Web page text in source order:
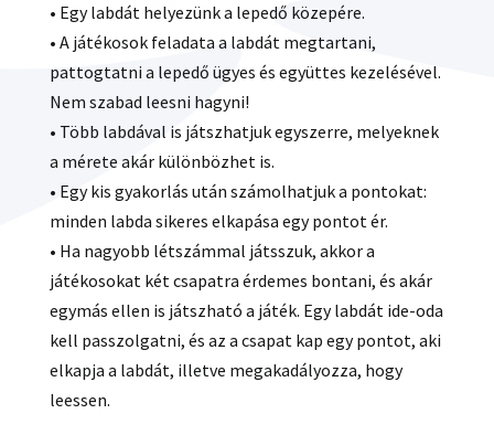
• Egy labdát helyezünk a lepedő közepére.
• A játékosok feladata a labdát megtartani,
pattogtatni a lepedő ügyes és együttes kezelésével.
Nem szabad leesni hagyni!
• Több labdával is játszhatjuk egyszerre, melyeknek
a mérete akár különbözhet is.
• Egy kis gyakorlás után számolhatjuk a pontokat:
minden labda sikeres elkapása egy pontot ér.
• Ha nagyobb létszámmal játsszuk, akkor a
játékosokat két csapatra érdemes bontani, és akár
egymás ellen is játszható a játék. Egy labdát ide-oda
kell passzolgatni, és az a csapat kap egy pontot, aki
elkapja a labdát, illetve megakadályozza, hogy
leessen.